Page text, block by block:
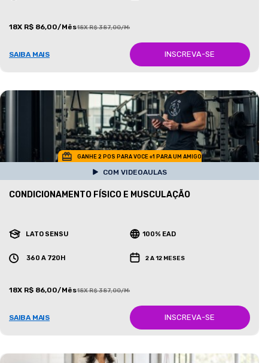
18X R$ 86,00/Mês18X R$ 387,00/Mês
SAIBA MAIS INSCREVA-SE
GANHE 2 POS PARA VOCE +1 PARA UM AMIGO
COM VIDEOAULAS
CONDICIONAMENTO FÍSICO E MUSCULAÇÃO
LATO SENSU 100% EAD
360 A 720H 2 A 12 MESES
18X R$ 86,00/Mês18X R$ 387,00/Mês
SAIBA MAIS INSCREVA-SE